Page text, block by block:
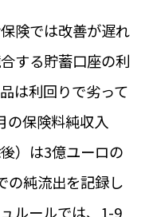
14:00 ／ JP 21:00
182.37円
合わせ
社
ポリシー
険では改善が遅れ
する貯蓄口座の利
は利回りで劣って
の保険料純収入
）は3億ユーロの
の純流出を記録し
ルールでは、1-9